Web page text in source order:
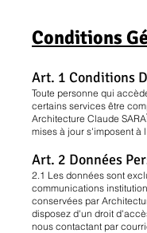
Conditions
Art. 1 Conditions
Toute personne qui
certains services être
Architecture Claude
mises à jour s'imposent à
Art. 2 Données
2.1 Les données sont
communications
conservées par
disposez d'un droit
nous contactant par